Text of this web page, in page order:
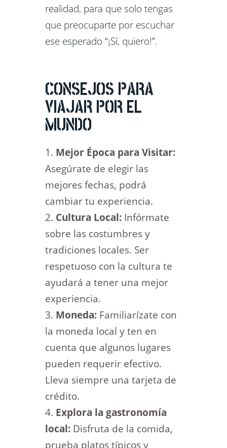
realidad, para que solo tengas
que preocuparte por escuchar
ese esperado “¡Sí, quiero!”.
CONSEJOS PARA
VIAJAR POR EL
MUNDO
Mejor Época para Visitar:
Asegúrate de elegir las
mejores fechas, podrá
cambiar tu experiencia.
Cultura Local: Infórmate
sobre las costumbres y
tradiciones locales. Ser
respetuoso con la cultura te
ayudará a tener una mejor
experiencia.
Moneda: Familiarízate con
la moneda local y ten en
cuenta que algunos lugares
pueden requerir efectivo.
Lleva siempre una tarjeta de
crédito.
Explora la gastronomía
local: Disfruta de la comida,
prueba platos típicos y